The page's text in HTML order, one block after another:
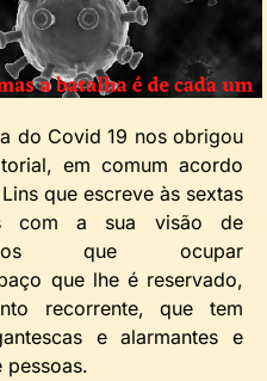
do Covid 19 nos obrigou
em comum acordo
que escreve às sextas
com a sua visão de
que ocupar
que lhe é reservado,
recorrente, que tem
e alarmantes e
pessoas.